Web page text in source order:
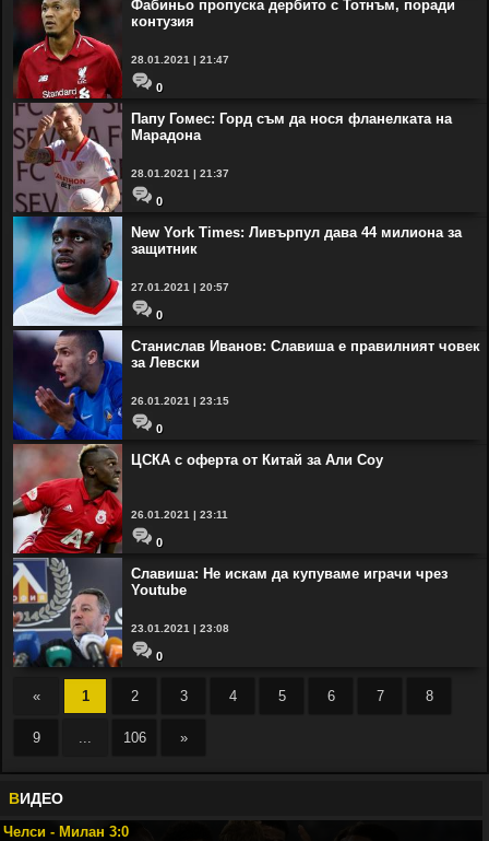
Фабиньо пропуска дербито с Тотнъм, поради
контузия
28.01.2021 | 21:47
0
Папу Гомес: Горд съм да нося фланелката на
Марадона
28.01.2021 | 21:37
0
New York Times: Ливърпул дава 44 милиона за
защитник
27.01.2021 | 20:57
0
Станислав Иванов: Славиша е правилният човек
за Левски
26.01.2021 | 23:15
0
ЦСКА с оферта от Китай за Али Соу
26.01.2021 | 23:11
0
Славиша: Не искам да купуваме играчи чрез
Youtube
23.01.2021 | 23:08
0
« 1 2 3 4 5 6 7 8
9 ... 106 »
ВИДЕО
Челси - Милан 3:0